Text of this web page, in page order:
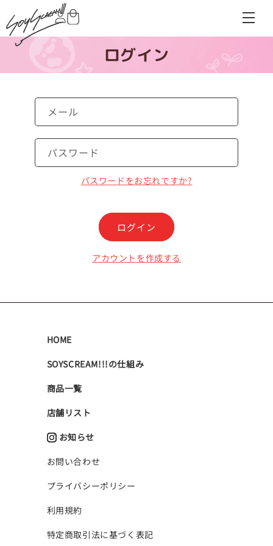
ンテンツに進む
ログイン
ログイン
カート ハンバ
ログイン
メール
パスワード
パスワードをお忘れですか?
ログイン
アカウントを作成する
HOME
SOYSCREAM!!!の仕組み
商品一覧
店舗リスト
お知らせ
お問い合わせ
プライバシーポリシー
利用規約
特定商取引法に基づく表記